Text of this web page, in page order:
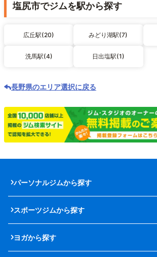
塩尻市でジムを駅から探す
広丘駅(20) みどり湖駅(7)
洗馬駅(4) 日出塩駅(1)
長野県のエリア選択に戻る
パーソナルジムから探す
スポーツジムから探す
ヨガから探す